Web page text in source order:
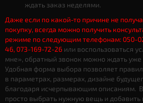
ждать заказ неделями.
Даже если по какой-то причине не
покупку, всегда можно получить
режиме по следующим телефонам: 050-
46, 073-169-72-26 или воспользоваться
мне», обратный звонок можно ждать уже
Удобная форма выбора позволяет
в параметрах, размерах, дизайне
благодаря исчерпывающим описаниям.
просто выбрать нужную вещь и добавить